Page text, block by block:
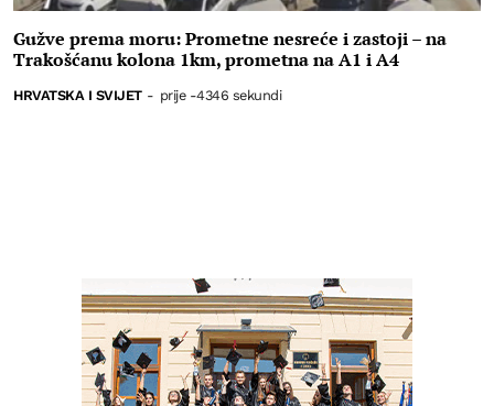
Gužve prema moru: Prometne nesreće i zastoji – na
Trakošćanu kolona 1km, prometna na A1 i A4
HRVATSKA I SVIJET - prije -4346 sekundi